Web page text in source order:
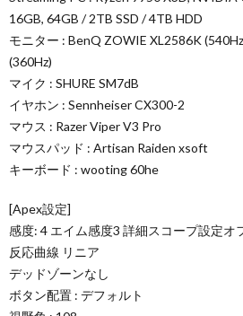
16GB, 64GB / 2TB SSD / 4TB HDD
モニター : BenQ ZOWIE XL2586K
(360Hz)
マイク : SHURE SM7dB
イヤホン : Sennheiser CX300-2
マウス : Razer Viper V3 Pro
マウスパッド : Artisan Raiden xsoft
キーボード : wooting 60he
[Apex設定]
感度: 4 エイム感度3 詳細スコープ設定オ
反応曲線 リニア
デッドゾーンなし
ボタン配置 : デフォルト